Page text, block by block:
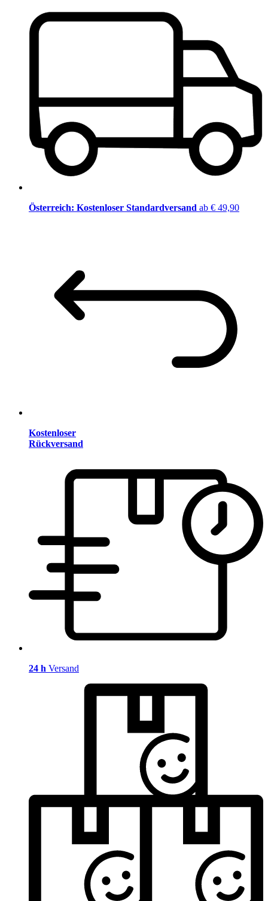
Österreich: Kostenloser Standardversand ab € 49,90
Kostenloser
Rückversand
24 h Versand